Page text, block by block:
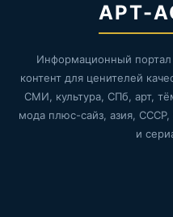
АРТ-
Информационный портал
контент для ценителей
СМИ, культура, СПб, арт,
мода плюс-сайз, азия,
и